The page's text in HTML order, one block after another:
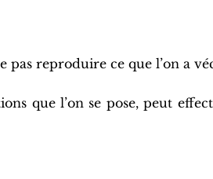
reproduire ce que l’on a
que l’on se pose, peut